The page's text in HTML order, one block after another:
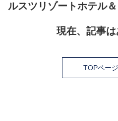
ルスツリゾートホテル
現在、記事
TOPペー